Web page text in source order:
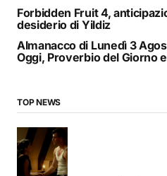
Forbidden Fruit 4,
desiderio di Yildiz
Almanacco di Lunedì 3
Oggi, Proverbio del Giorno
TOP NEWS